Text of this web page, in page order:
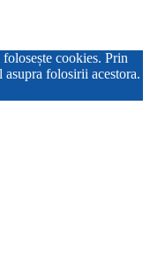
cookies. Prin
asupra folosirii acestora.